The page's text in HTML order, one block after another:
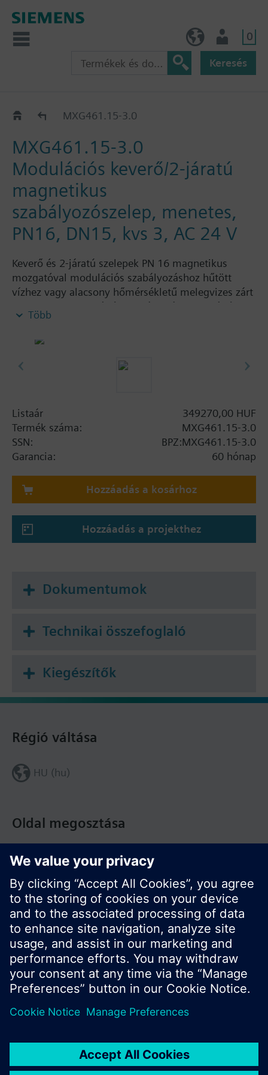
0
Keresés
MXG461..MXG461.15-3.0
MXG461.15-3.0
Modulációs keverő/2-járatú
magnetikus
szabályozószelep, menetes,
PN16, DN15, kvs 3, AC 24 V
Keverő és 2-járatú szelepek PN 16 magnetikus
mozgatóval modulációs szabályozáshoz hűtött
vízhez vagy alacsony hőmérsékletű melegvizes zárt
rendszerekhez. Pozíciós szabályozással, pozíció
visszajelzéssel, rugós visszatérítéssel és kézi
További információ
MXG461...P szelepek természetes olajokat
tartalmazó közegekhez (N4456 adatlap)
MXG461...M szilikon-mentes szelep verzió
MXG461... szelepek az UL listában
Warning
FIGYELEM!
A szelep csak keverő vagy 2-járatú szelepnek
használható, osztószelepként nem alkalmazható.
Több
Listaár
349270,00 HUF
Termék száma:
MXG461.15-3.0
SSN:
BPZ:MXG461.15-3.0
Garancia:
60 hónap
Hozzáadás a kosárhoz
Hozzáadás a projekthez
Dokumentumok
Technikai összefoglaló
Kiegészítők
Oldal megosztása
Régió váltása
HU (hu)
© Siemens Switzerland Ltd. Building Technologies
Division - 2016
A termékválaszték és az árak országonként
Biztonsági előírás